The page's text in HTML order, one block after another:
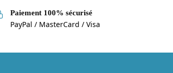
Paiement 100% sécurisé
PayPal / MasterCard / Visa